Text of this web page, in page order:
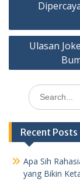
Ulasan
Search
for:
Recent Posts
Apa Sih
yang Bikin